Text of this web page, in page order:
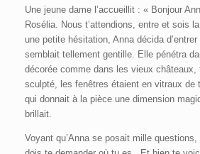
Une jeune dame l’accueillit : « Bonjour
Rosélia. Nous t’attendions, entre et sois
une petite hésitation, Anna décida
semblait tellement gentille. Elle pénétra
décorée comme dans les vieux châteaux,
sculpté, les fenêtres étaient en vitraux de
qui donnait à la pièce une dimension
brillait.
Voyant qu’Anna se posait mille